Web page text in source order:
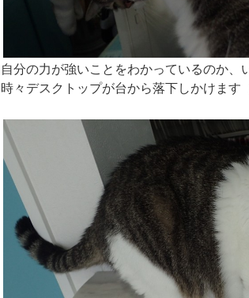
自分の力が強いことをわかっているのか、
時々デスクトップが台から落下しかけます